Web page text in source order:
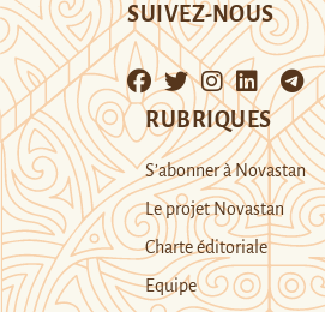
SUIVEZ-NOUS
RUBRIQUES
S’abonner à Novastan
Le projet Novastan
Charte éditoriale
Equipe